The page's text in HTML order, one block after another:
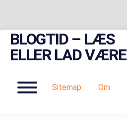
Skip
content
BLOGTID – LÆS
ELLER LAD VÆRE
Menu
Sitemap Om